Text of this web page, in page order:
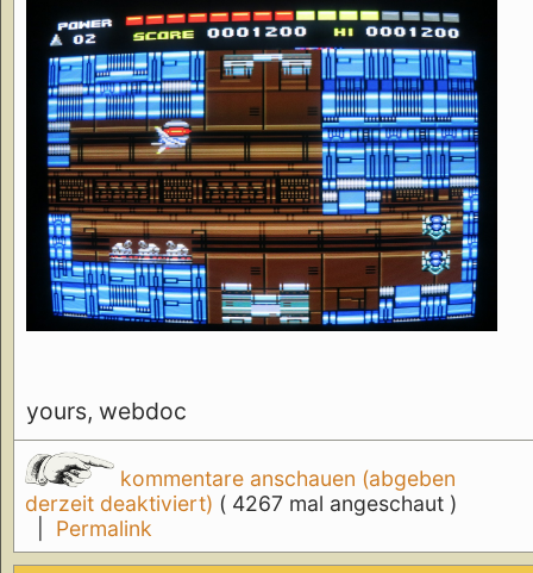
yours, webdoc
kommentare anschauen (abgeben
derzeit deaktiviert) ( 4267 mal angeschaut )
Permalink